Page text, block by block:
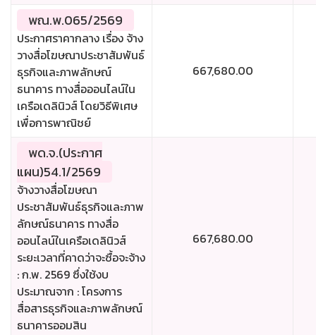
พณ.พ.065/2569
ประกาศราคากลาง เรื่อง จ้าง
วางสื่อโฆษณาประชาสัมพันธ์
ธุรกิจและภาพลักษณ์
ธนาคาร ทางสื่อออนไลน์ใน
เครือเดลินิวส์ โดยวิธีพิเศษ
เพื่อการพาณิชย์
667,680.00
พด.จ.(ประกาศ
แผน)54.1/2569
จ้างวางสื่อโฆษณา
ประชาสัมพันธ์ธุรกิจและภาพ
ลักษณ์ธนาคาร ทางสื่อ
ออนไลน์ในเครือเดลินิวส์
ระยะเวลาที่คาดว่าจะซื้อจะจ้าง
: ก.พ. 2569 ซึ่งใช้งบ
ประมาณจาก : โครงการ
สื่อสารธุรกิจและภาพลักษณ์
ธนาคารออมสิน
667,680.00